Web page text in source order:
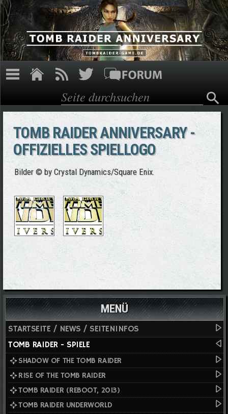
Direkt zum Inhalt
Suchformular
Suche
TOMB RAIDER ANNIVERSARY -
OFFIZIELLES SPIELLOGO
Bilder © by Crystal Dynamics/Square Enix.
MENÜ
STARTSEITE / NEWS / SEITENINFOS
TOMB RAIDER - SPIELE
SHADOW OF THE TOMB RAIDER
RISE OF THE TOMB RAIDER
TOMB RAIDER (REBOOT, 2013)
TOMB RAIDER UNDERWORLD